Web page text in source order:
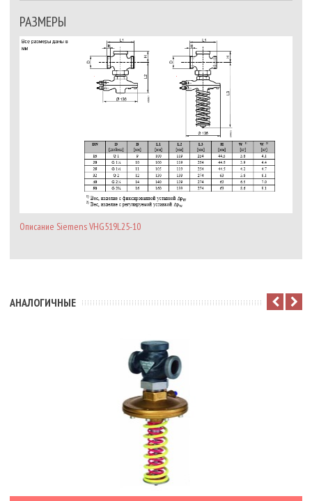
РАЗМЕРЫ
Описание Siemens VHG519L25-10
АНАЛОГИЧНЫЕ